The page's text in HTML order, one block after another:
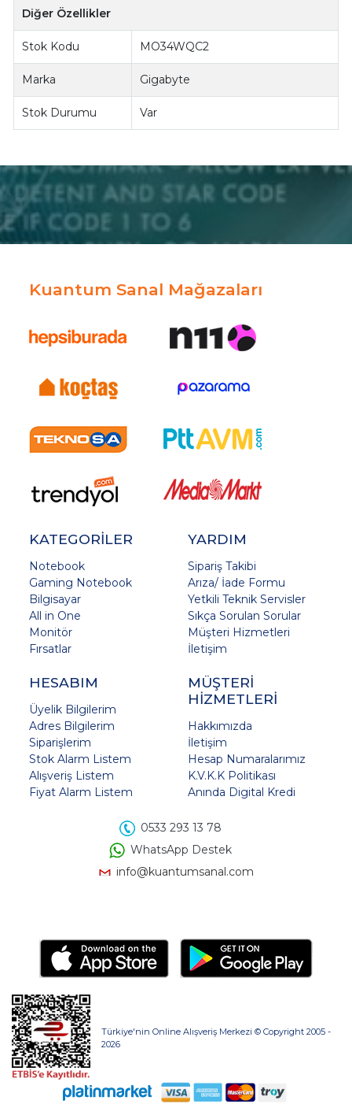
Diğer Özellikler
Stok Kodu MO34WQC2
Marka Gigabyte
Stok Durumu Var
Kuantum Sanal Mağazaları
KATEGORİLER
Notebook
Gaming Notebook
Bilgisayar
All in One
Monitör
Fırsatlar
YARDIM
Sipariş Takibi
Arıza/ İade Formu
Yetkili Teknik Servisler
Sıkça Sorulan Sorular
Müşteri Hizmetleri
İletişim
HESABIM
Üyelik Bilgilerim
Adres Bilgilerim
Siparişlerim
Stok Alarm Listem
Alışveriş Listem
Fiyat Alarm Listem
MÜŞTERİ
HİZMETLERİ
Hakkımızda
İletişim
Hesap Numaralarımız
K.V.K.K Politikası
Anında Digital Kredi
0533 293 13 78
WhatsApp Destek
info@kuantumsanal.com
Türkiye'nin Online Alışveriş Merkezi © Copyright 2005 -
2026